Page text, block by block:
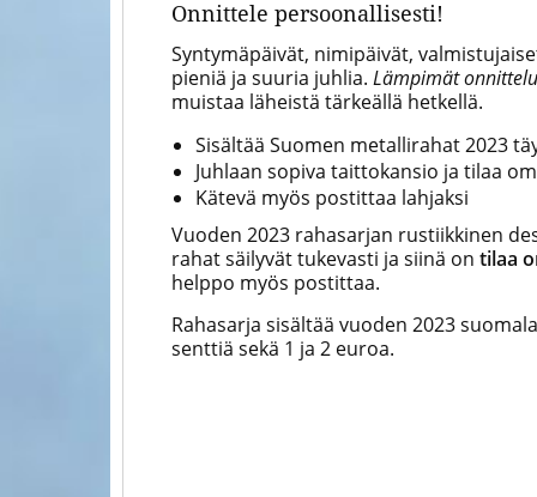
Onnittele persoonallisesti!
Syntymäpäivät, nimipäivät,
pieniä ja suuria juhlia. Lämpimät
muistaa läheistä tärkeällä hetkellä.
Sisältää Suomen metallirahat 2023
Juhlaan sopiva taittokansio ja tilaa
Kätevä myös postittaa lahjaksi
Vuoden 2023 rahasarjan rustiikkinen
rahat säilyvät tukevasti ja siinä on tilaa
helppo myös postittaa.
Rahasarja sisältää vuoden 2023
senttiä sekä 1 ja 2 euroa.